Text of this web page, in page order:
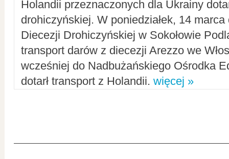
Holandii przeznaczonych dla Ukrainy
drohiczyńskiej. W poniedziałek, 14
Diecezji Drohiczyńskiej w Sokołowie
transport darów z diecezji Arezzo we
wcześniej do Nadbużańskiego Ośrodka
dotarł transport z Holandii. więcej »